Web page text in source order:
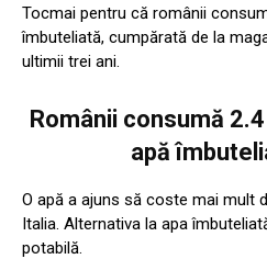
Tocmai pentru că românii
îmbuteliată, cumpărată de la
ultimii trei ani.
Românii consumă
apă
O apă a ajuns să coste mai mult
Italia. Alternativa la apa
potabilă.